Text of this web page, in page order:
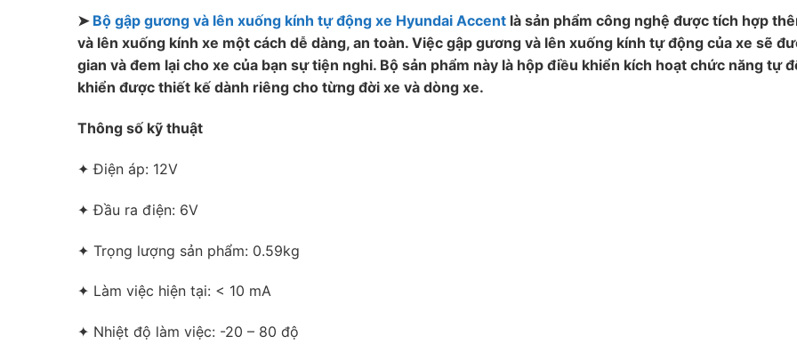
➤ Bộ gập gương và lên xuống kính tự động xe Hyundai Accent là sản phẩm công nghệ được tích hợp
và lên xuống kính xe một cách dễ dàng, an toàn. Việc gập gương và lên xuống kính tự động của xe sẽ
gian và đem lại cho xe của bạn sự tiện nghi. Bộ sản phẩm này là hộp điều khiển kích hoạt chức năng tự
khiển được thiết kế dành riêng cho từng đời xe và dòng xe.
Thông số kỹ thuật
✦ Điện áp: 12V
✦ Đầu ra điện: 6V
✦ Trọng lượng sản phẩm: 0.59kg
✦ Làm việc hiện tại: < 10 mA
✦ Nhiệt độ làm việc: -20 – 80 độ